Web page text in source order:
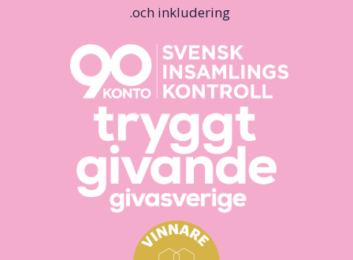
och inkludering.